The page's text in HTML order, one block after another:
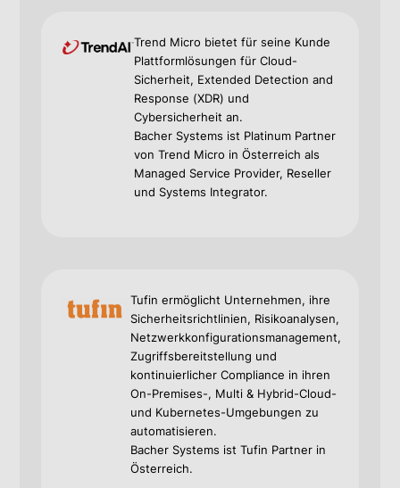
Trend Micro bietet für seine Kunde
Plattformlösungen für Cloud-
Sicherheit, Extended Detection and
Response (XDR) und
Cybersicherheit an.
Bacher Systems ist Platinum Partner
von Trend Micro in Österreich als
Managed Service Provider, Reseller
und Systems Integrator.
Tufin ermöglicht Unternehmen, ihre
Sicherheitsrichtlinien, Risikoanalysen,
Netzwerkkonfigurationsmanagement,
Zugriffsbereitstellung und
kontinuierlicher Compliance in ihren
On-Premises-, Multi & Hybrid-Cloud-
und Kubernetes-Umgebungen zu
automatisieren.
Bacher Systems ist Tufin Partner in
Österreich.